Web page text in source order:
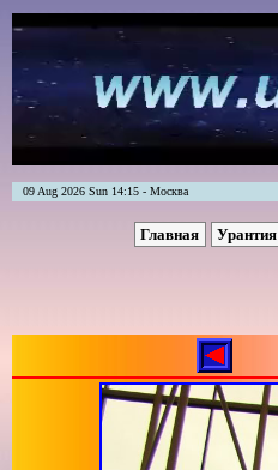
09 Aug 2026 Sun 14:15 - Москва
Главная Урантия